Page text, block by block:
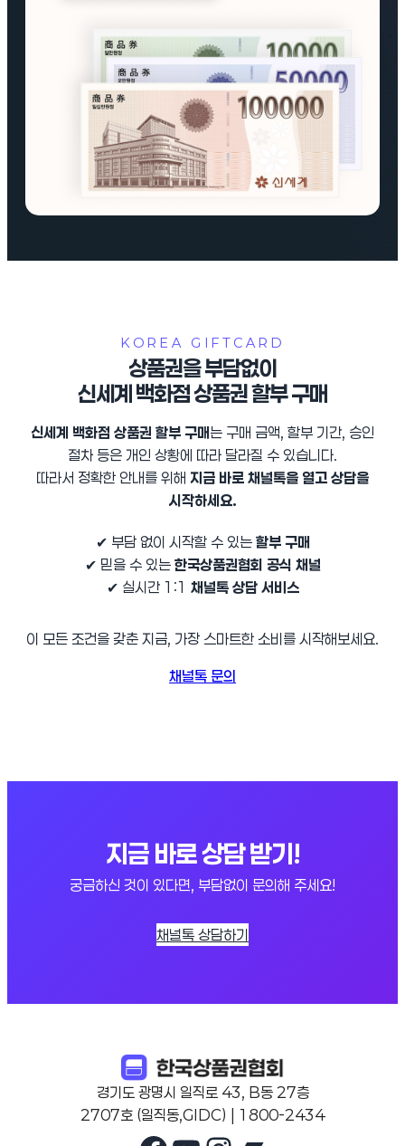
KOREA GIFTCARD
상품권을 부담없이
신세계 백화점 상품권 할부 구매
신세계 백화점 상품권 할부 구매는 구매 금액, 할부 기간, 승인
절차 등은 개인 상황에 따라 달라질 수 있습니다.
따라서 정확한 안내를 위해 지금 바로 채널톡을 열고 상담을
시작하세요.
✔ 부담 없이 시작할 수 있는 할부 구매
✔ 믿을 수 있는 한국상품권협회 공식 채널
✔ 실시간 1:1 채널톡 상담 서비스
이 모든 조건을 갖춘 지금, 가장 스마트한 소비를 시작해보세요.
채널톡 문의
지금 바로 상담 받기!
궁금하신 것이 있다면, 부담없이 문의해 주세요!
채널톡 상담하기
경기도 광명시 일직로 43, B동 27층
2707호 (일직동,GIDC) | 1800-2434